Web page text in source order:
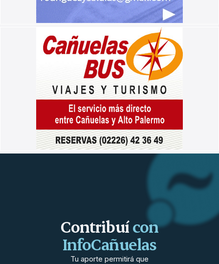
Contribuícon
InfoCañuelas
Tu aporte permitirá que